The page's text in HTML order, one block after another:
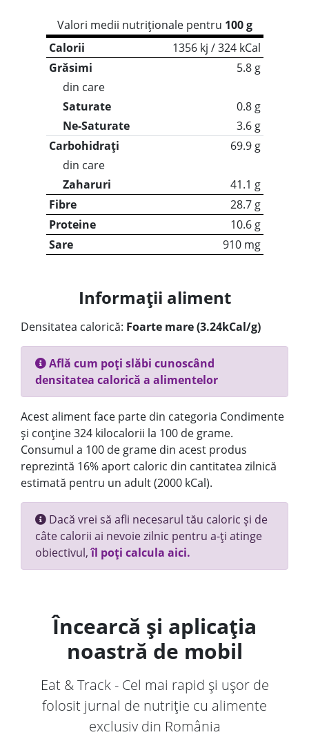
Valori medii nutriționale pentru 100 g
Calorii
1356 kj / 324 kCal
Grăsimi
5.8 g
din care
Saturate
0.8 g
Ne-Saturate
3.6 g
Carbohidrați
69.9 g
din care
Zaharuri
41.1 g
Fibre
28.7 g
Proteine
10.6 g
Sare
910 mg
Informații aliment
Densitatea calorică: Foarte mare (3.24kCal/g)
Află cum poți slăbi cunoscând
densitatea calorică a alimentelor
Acest aliment face parte din categoria Condimente
și conține 324 kilocalorii la 100 de grame.
Consumul a 100 de grame din acest produs
reprezintă 16% aport caloric din cantitatea zilnică
estimată pentru un adult (2000 kCal).
Dacă vrei să afli necesarul tău caloric și de
câte calorii ai nevoie zilnic pentru a-ți atinge
obiectivul,îl poți calcula aici.
Încearcă și aplicația
noastră de mobil
Eat & Track - Cel mai rapid și ușor de
folosit jurnal de nutriție cu alimente
exclusiv din România